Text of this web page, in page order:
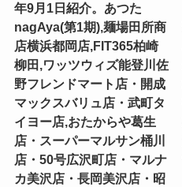
年9月1日紹介。あつた
nagAya(第1期),麺場田所商
店横浜都岡店,FIT365柏崎
柳田,ワッツウィズ能登川佐
野フレンドマート店・開成
マックスバリュ店・武町タ
イヨー店,おたからや葛生
店・スーパーマルサン桶川
店・50号広沢町店・マルナ
カ美沢店・長岡美沢店・昭